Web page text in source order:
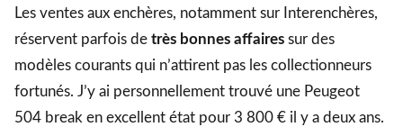
Les ventes aux enchères, notamment sur Interenchères,
réservent parfois de très bonnes affaires sur des
modèles courants qui n’attirent pas les collectionneurs
fortunés. J’y ai personnellement trouvé une Peugeot
504 break en excellent état pour 3 800 € il y a deux ans.